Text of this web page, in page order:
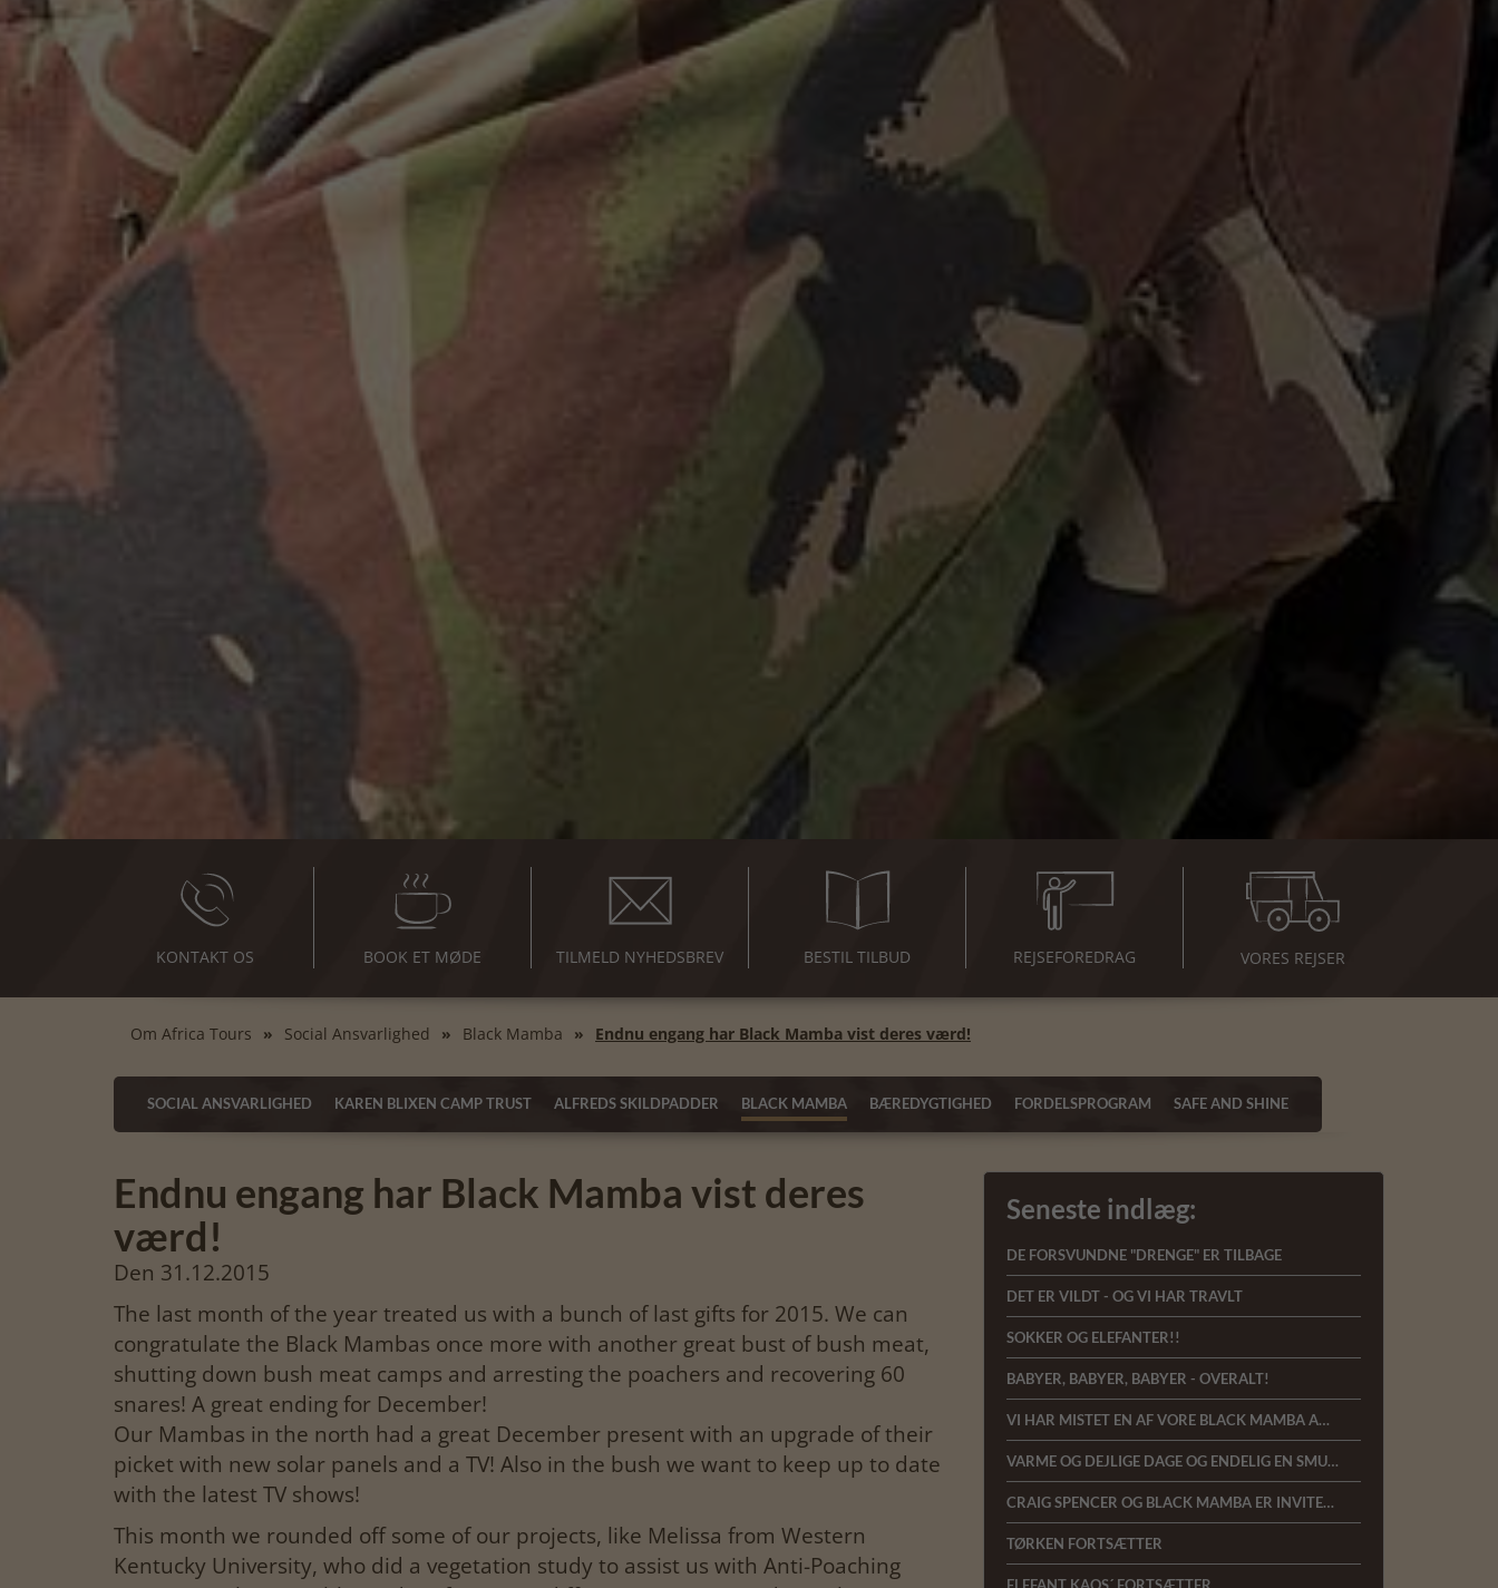
KONTAKT OS BOOK ET MØDE TILMELD NYHEDSBREV BESTIL TILBUD REJSEFOREDRAG VORES REJSER
Om Africa Tours Social Ansvarlighed Black Mamba Endnu engang har Black Mamba vist deres værd!
SOCIAL ANSVARLIGHED KAREN BLIXEN CAMP TRUST ALFREDS SKILDPADDER BLACK MAMBA BÆREDYGTIGHED FORDELSPROGRAM SAFE AND SHINE
Endnu engang har Black Mamba vist deres
værd!
Den 31.12.2015
The last month of the year treated us with a bunch of last gifts for 2015. We can
congratulate the Black Mambas once more with another great bust of bush meat,
shutting down bush meat camps and arresting the poachers and recovering 60
snares! A great ending for December!
Our Mambas in the north had a great December present with an upgrade of their
picket with new solar panels and a TV! Also in the bush we want to keep up to date
with the latest TV shows!
This month we rounded off some of our projects, like Melissa from Western
Kentucky University, who did a vegetation study to assist us with Anti-Poaching
Seneste indlæg:
DE FORSVUNDNE "DRENGE" ER TILBAGE
DET ER VILDT - OG VI HAR TRAVLT
SOKKER OG ELEFANTER!!
BABYER, BABYER, BABYER - OVERALT!
VI HAR MISTET EN AF VORE BLACK MAMBA AMBASSADØRER SIPHIWE SITHOLE
VARME OG DEJLIGE DAGE OG ENDELIG EN SMULE REGN
CRAIG SPENCER OG BLACK MAMBA ER INVITERET TIL CITES COP17 FOR AT TALE
TØRKEN FORTSÆTTER
ELEFANT KAOS´ FORTSÆTTER